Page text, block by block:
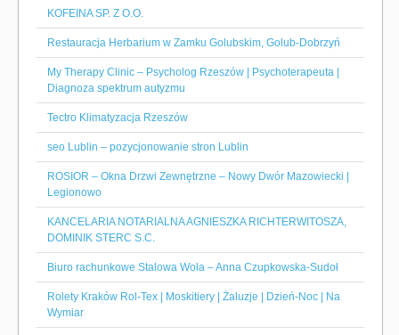
KOFEINA SP. Z O.O.
Restauracja Herbarium w Zamku Golubskim, Golub-Dobrzyń
My Therapy Clinic – Psycholog Rzeszów | Psychoterapeuta |
Diagnoza spektrum autyzmu
Tectro Klimatyzacja Rzeszów
seo Lublin – pozycjonowanie stron Lublin
ROSIOR – Okna Drzwi Zewnętrzne – Nowy Dwór Mazowiecki |
Legionowo
KANCELARIA NOTARIALNA AGNIESZKA RICHTERWITOSZA,
DOMINIK STERC S.C.
Biuro rachunkowe Stalowa Wola – Anna Czupkowska-Sudoł
Rolety Kraków Rol-Tex | Moskitiery | Żaluzje | Dzień-Noc | Na
Wymiar